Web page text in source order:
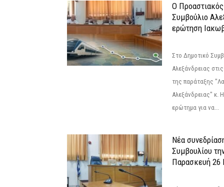
Ο
Συμβούλιο
ερώτηση
Στο Δημοτικό
Αλεξάνδρειας
της παράταξης
Αλεξάνδρειας" κ.
ερώτημα για να...
Νέα
Συμβουλίου
Παρασκευή 26